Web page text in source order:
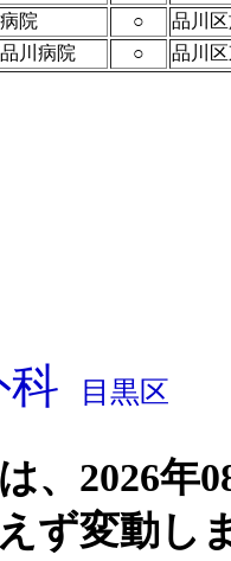
院 ○
品川
川病院
○ 品川
科 目黒区
、2026年
ず変動し